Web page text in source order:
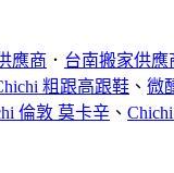
應商 ． 台南搬家供應
粗跟高跟鞋 、 微
倫敦 莫卡辛 、